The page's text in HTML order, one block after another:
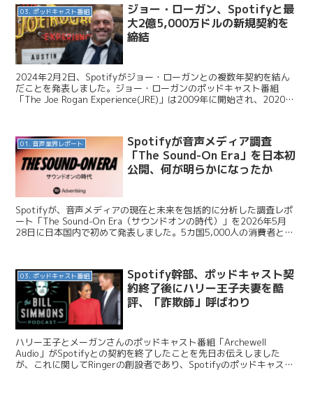
03. ポッドキャスト番組
ジョー・ローガン、Spotifyと最
大2億5,000万ドルの新規契約を
締結
2024年2月2日、Spotifyがジョー・ローガンとの複数年契約を結ん
だことを発表しました。ジョー・ローガンのポッドキャスト番組
「The Joe Rogan Experience(JRE)」は2009年に開始され、2020年
01. 音声業界レポート
Spotifyが音声メディア調査
「The Sound-On Era」を日本初
公開、何が明らかになったか
Spotifyが、音声メディアの現在と未来を包括的に分析した調査レポ
ート「The Sound-On Era（サウンドオンの時代）」を2026年5月
28日に日本国内で初めて発表しました。5カ国5,000人の消費者と12
03. ポッドキャスト番組
Spotify幹部、ポッドキャスト契
約終了後にハリー王子夫妻を酷
評、「詐欺師」呼ばわり
ハリー王子とメーガンさんのポッドキャスト番組「Archewell
Audio」がSpotifyとの契約を終了したことを先日お伝えしました
が、これに関してRingerの創設者であり、Spotifyのポッドキャス